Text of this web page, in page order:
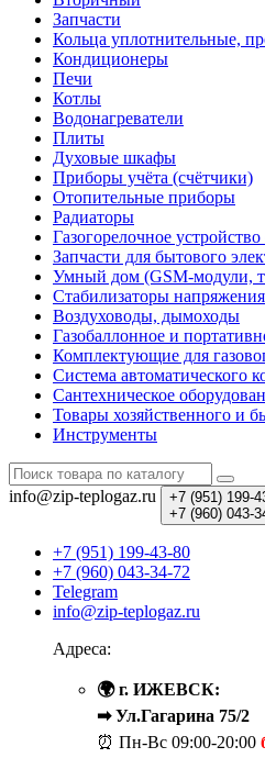
Запчасти
Кольца уплотнительные,
Кондиционеры
Печи
Котлы
Водонагреватели
Плиты
Духовые шкафы
Приборы учёта (счётчики)
Отопительные приборы
Радиаторы
Газогорелочное
Запчасти для бытового
Умный дом (GSM-модули,
Cтабилизаторы напряжения
Воздуховоды, дымоходы
Газобаллонное и
Комплектующие для
Система автоматического
Сантехническое
Товары хозяйственного и
Инструменты
info@zip-teplogaz.ru +7 (951) 199-
+7 (960) 043-
+7 (951) 199-43-80
+7 (960) 043-34-72
Telegram
info@zip-teplogaz.ru
Адреса:
🌍 г. ИЖЕВСК:
➡ Ул.Гагарина 75/2
⏰ Пн-Вс 09:00-20:00